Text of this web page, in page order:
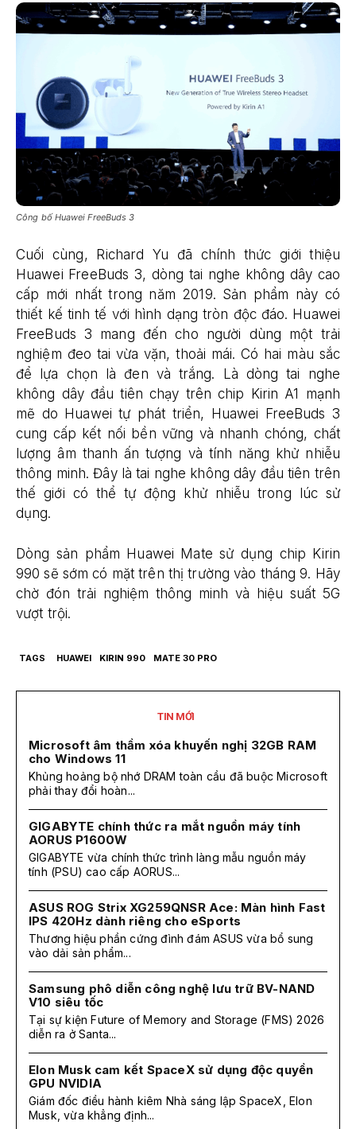
Công bố Huawei FreeBuds 3
Cuối cùng, Richard Yu đã chính thức giới thiệu
Huawei FreeBuds 3, dòng tai nghe không dây cao
cấp mới nhất trong năm 2019. Sản phẩm này có
thiết kế tinh tế với hình dạng tròn độc đáo. Huawei
FreeBuds 3 mang đến cho người dùng một trải
nghiệm đeo tai vừa vặn, thoải mái. Có hai màu sắc
để lựa chọn là đen và trắng. Là dòng tai nghe
không dây đầu tiên chạy trên chip Kirin A1 mạnh
mẽ do Huawei tự phát triển, Huawei FreeBuds 3
cung cấp kết nối bền vững và nhanh chóng, chất
lượng âm thanh ấn tượng và tính năng khử nhiễu
thông minh. Đây là tai nghe không dây đầu tiên trên
thế giới có thể tự động khử nhiễu trong lúc sử
dụng.
Dòng sản phẩm Huawei Mate sử dụng chip Kirin
990 sẽ sớm có mặt trên thị trường vào tháng 9. Hãy
chờ đón trải nghiệm thông minh và hiệu suất 5G
vượt trội.
TAGS HUAWEI KIRIN 990 MATE 30 PRO
TIN MỚI
Microsoft âm thầm xóa khuyến nghị 32GB RAM
cho Windows 11
Khủng hoảng bộ nhớ DRAM toàn cầu đã buộc Microsoft
phải thay đổi hoàn...
GIGABYTE chính thức ra mắt nguồn máy tính
AORUS P1600W
GIGABYTE vừa chính thức trình làng mẫu nguồn máy
tính (PSU) cao cấp AORUS...
ASUS ROG Strix XG259QNSR Ace: Màn hình Fast
IPS 420Hz dành riêng cho eSports
Thương hiệu phần cứng đình đám ASUS vừa bổ sung
vào dải sản phẩm...
Samsung phô diễn công nghệ lưu trữ BV-NAND
V10 siêu tốc
Tại sự kiện Future of Memory and Storage (FMS) 2026
diễn ra ở Santa...
Elon Musk cam kết SpaceX sử dụng độc quyền
GPU NVIDIA
Giám đốc điều hành kiêm Nhà sáng lập SpaceX, Elon
Musk, vừa khẳng định...